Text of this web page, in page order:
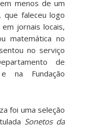
menos de um
que faleceu logo
jornais locais,
matemática no
no serviço
de
na Fundação
foi uma seleção
Sonetos da